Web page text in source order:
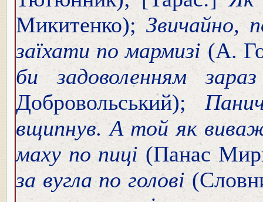
Микитенко);Звичайно,
заїхати по мармизі (А.
би задоволенням
Добровольський);
вщипнув. А той як
маху по пиці (Панас
за вугла по голові